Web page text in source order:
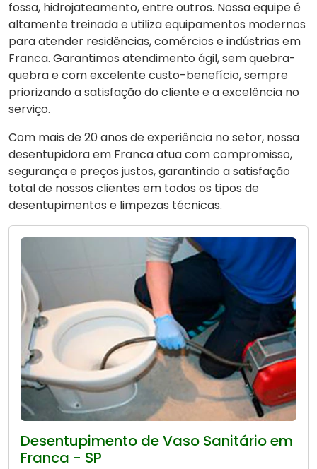
fossa, hidrojateamento, entre outros. Nossa equipe é
altamente treinada e utiliza equipamentos modernos
para atender residências, comércios e indústrias em
Franca. Garantimos atendimento ágil, sem quebra-
quebra e com excelente custo-benefício, sempre
priorizando a satisfação do cliente e a excelência no
serviço.
Com mais de 20 anos de experiência no setor, nossa
desentupidora em Franca atua com compromisso,
segurança e preços justos, garantindo a satisfação
total de nossos clientes em todos os tipos de
desentupimentos e limpezas técnicas.
Desentupimento de Vaso Sanitário em
Franca - SP